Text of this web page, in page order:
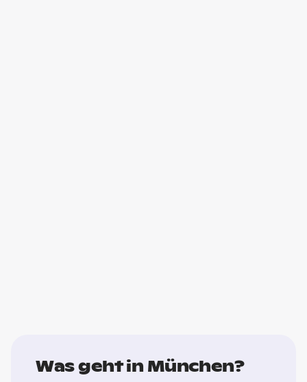
Was geht in München?